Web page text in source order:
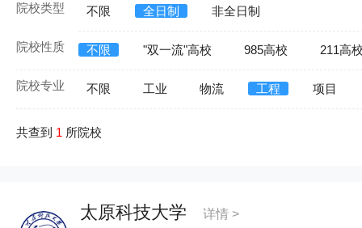
院校类型 不限 全日制 非全日制
院校性质 不限 "双一流"高校 985高校 211高
院校专业 不限 工业 物流 工程 项目
共查到 1 所院校
太原科技大学
详情 >